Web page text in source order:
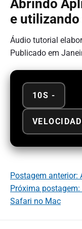
Abrindo
e
Áudio tutorial
Publicado em
10S -
Postagem anterior:
Próxima
Safari no Mac